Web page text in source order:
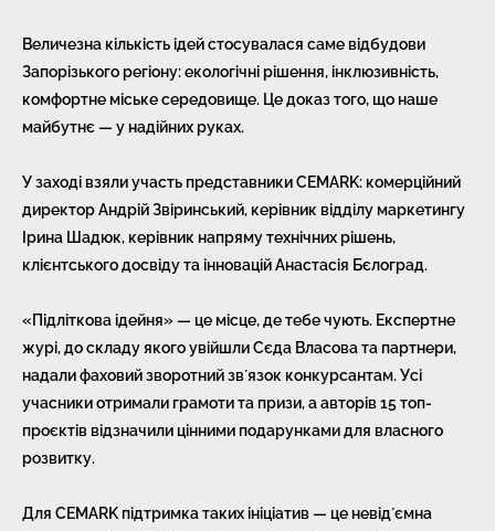
Величезна кількість ідей стосувалася саме відбудови
Запорізького регіону: екологічні рішення, інклюзивність,
комфортне міське середовище. Це доказ того, що наше
майбутнє — у надійних руках.
У заході взяли участь представники CEMARK: комерційний
директор Андрій Звіринський, керівник відділу маркетингу
Ірина Шадюк, керівник напряму технічних рішень,
клієнтського досвіду та інновацій Анастасія Бєлоград.
«Підліткова ідейня» — це місце, де тебе чують. Експертне
журі, до складу якого увійшли Сєда Власова та партнери,
надали фаховий зворотний звʼязок конкурсантам. Усі
учасники отримали грамоти та призи, а авторів 15 топ-
проєктів відзначили цінними подарунками для власного
розвитку.
Для CEMARK підтримка таких ініціатив — це невідʼємна